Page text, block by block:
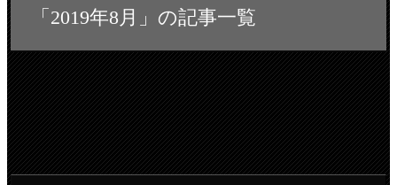
「2019年8月」の記事一覧